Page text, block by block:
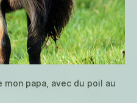
mon papa, avec du poil au